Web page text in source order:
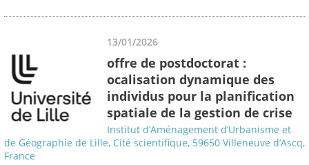
13/01/2026
offre de postdoctorat :
ocalisation dynamique des
individus pour la planification
spatiale de la gestion de crise
Institut d’Aménagement d’Urbanisme et
de Géographie de Lille, Cité scientifique, 59650 Villeneuve d’Ascq,
France